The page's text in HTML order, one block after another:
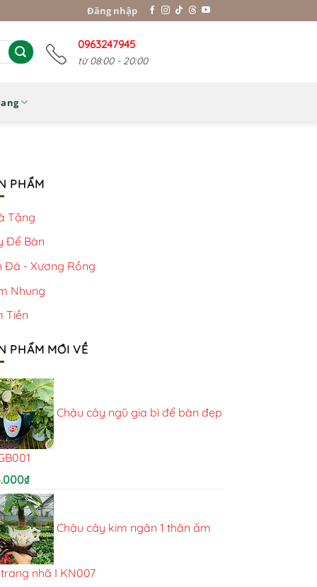
Đăng nhập
0963247945
từ 08:00 - 20:00
PHẨM
Tặng
Để Bàn
Đá - Xương Rồng
Nhung
Tiền
PHẨM MỚI VỀ
Chậu cây ngũ gia bì để bàn đẹp
₫
Chậu cây kim ngân 1 thân ấm
nhã I KN007